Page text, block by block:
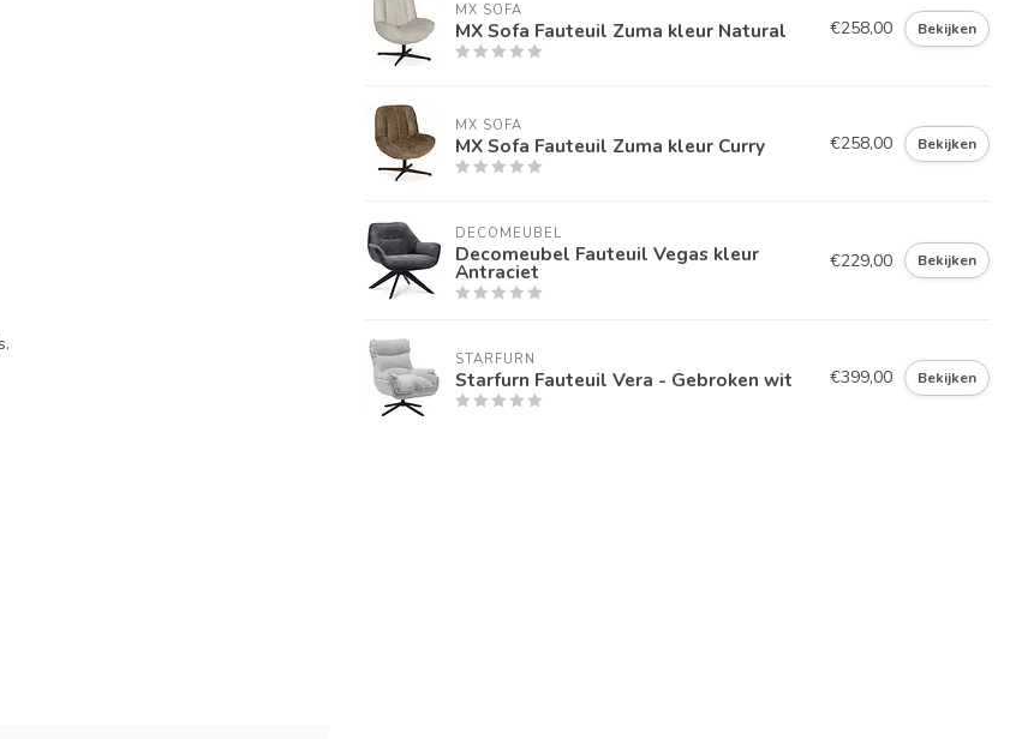
MX SOFA
MX Sofa Fauteuil Zuma kleur Natural €258,00 Bekijken
MX SOFA
MX Sofa Fauteuil Zuma kleur Curry €258,00 Bekijken
DECOMEUBEL
Decomeubel Fauteuil Vegas kleur
Antraciet €229,00 Bekijken
STARFURN
Starfurn Fauteuil Vera - Gebroken wit €399,00 Bekijken